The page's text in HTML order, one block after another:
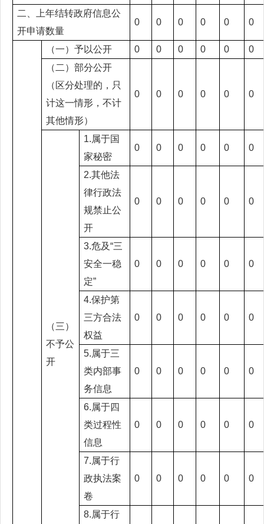
二、上年结转政府信息公
开申请数量
0 0 0 0 0 0
（一）予以公开 0 0 0 0 0
0
（二）部分公开
（区分处理的，只
计这一情形，不计
其他情形）
0 0 0 0 0 0
（三）
不予公
开
1.属于国
家秘密
0 0 0 0 0 0
2.其他法
律行政法
规禁止公
开
0 0 0 0 0 0
3.危及“三
安全一稳
定”
0 0 0 0 0 0
4.保护第
三方合法
权益
0 0 0 0 0 0
5.属于三
类内部事
务信息
0 0 0 0 0 0
6.属于四
类过程性
信息
0 0 0 0 0 0
7.属于行
政执法案
卷
0 0 0 0 0 0
8.属于行